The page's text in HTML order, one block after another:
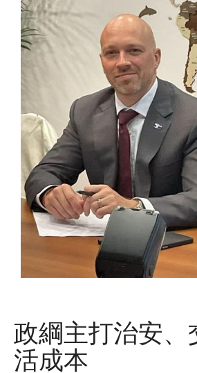
政綱主打治安、
活成本